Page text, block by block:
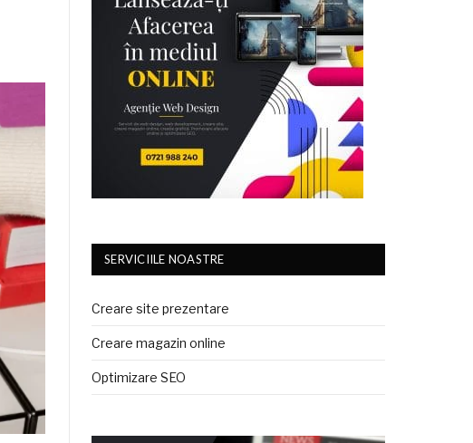
SERVICIILE NOASTRE
Creare site prezentare
Creare magazin online
Optimizare SEO